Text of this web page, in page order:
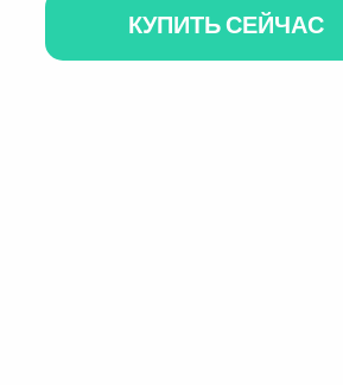
КУПИТЬ СЕЙЧАС